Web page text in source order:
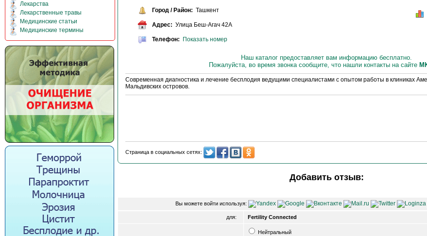
Лекарства
Лекарственные травы
Медицинские статьи
Медицинские термины
Город / Район: Ташкент
Адрес: Улица Беш-Агач 42А
Телефон: Показать номер
Наш каталог предоставляет вам информацию бесплатно.
Пожалуйста, во время звонка сообщите, что нашли контакты на сайте
Современная диагностика и лечение бесплодия ведущими специалистами с опытом работы в клиниках
Мальдивских островов.
Страница в социальных сетях:
Добавить отзыв:
Вы можете войти используя:
для: Fertility Connected
Нейтральный